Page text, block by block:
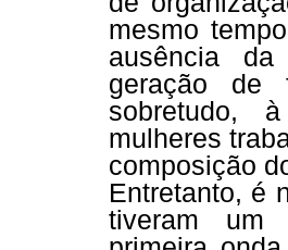
mesmo
ausência
geração de
sobretudo,
mulheres
composição
Entretanto, é
tiveram um